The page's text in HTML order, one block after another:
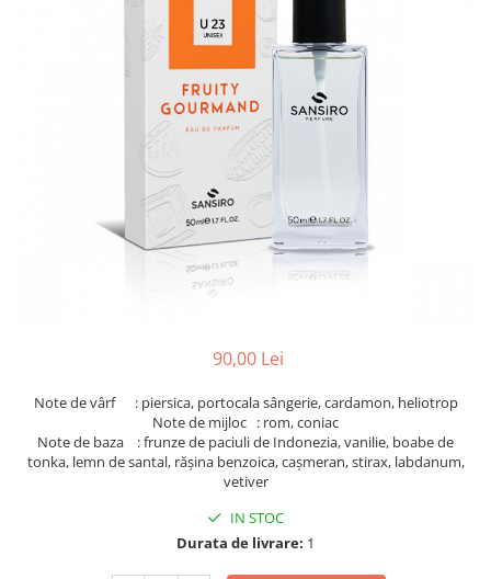
90,00 Lei
Note de vârf : piersica, portocala sângerie, cardamon, heliotrop
Note de mijloc : rom, coniac
Note de baza : frunze de paciuli de Indonezia, vanilie, boabe de
tonka, lemn de santal, rășina benzoica, cașmeran, stirax, labdanum,
vetiver
IN STOC
Durata de livrare: 1